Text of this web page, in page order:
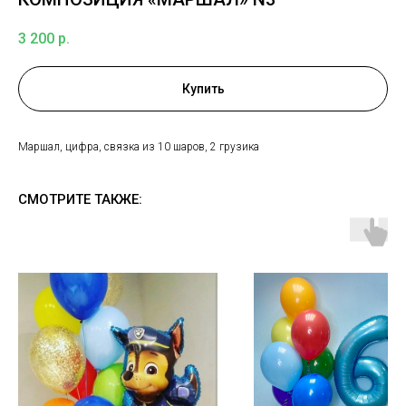
3 200 р.
Купить
Маршал, цифра, связка из 10 шаров, 2 грузика
СМОТРИТЕ ТАКЖЕ: